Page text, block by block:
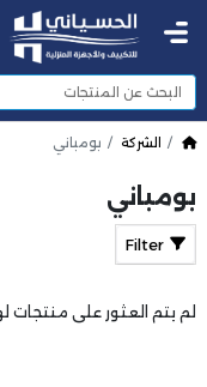
الشركة بومباني
بومباني
Filter
لم يتم العثور على منتجات